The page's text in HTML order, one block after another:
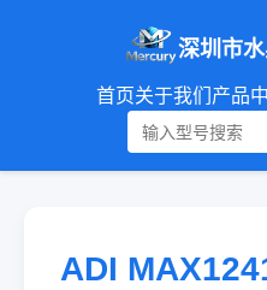
深圳市
首页关于我们 产品
ADI